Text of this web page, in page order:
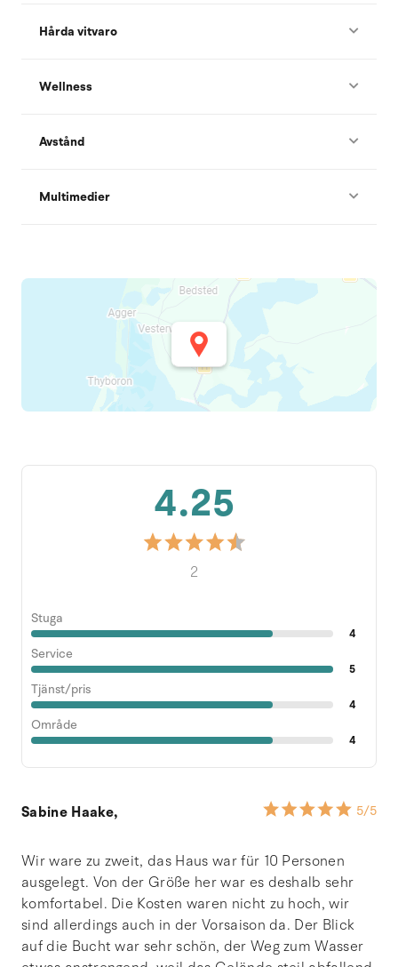
Hårda vitvaro
Wellness
Avstånd
Multimedier
4.25
2
Stuga
4
Service
5
Tjänst/pris
4
Område
4
Sabine Haake, 5/5
Wir ware zu zweit, das Haus war für 10 Personen
ausgelegt. Von der Größe her war es deshalb sehr
komfortabel. Die Kosten waren nicht zu hoch, wir
sind allerdings auch in der Vorsaison da. Der Blick
auf die Bucht war sehr schön, der Weg zum Wasser